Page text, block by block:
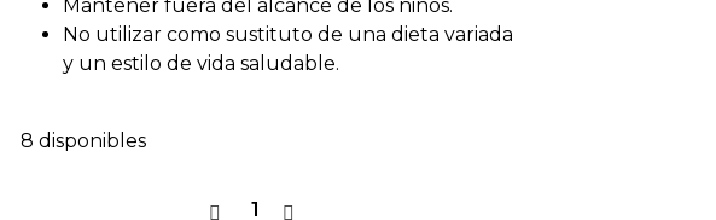
Mantener fuera del alcance de los niños.
No utilizar como sustituto de una dieta variada
y un estilo de vida saludable.
8 disponibles